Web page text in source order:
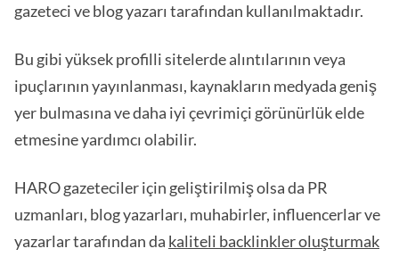
gazeteci ve blog yazarı tarafından kullanılmaktadır.
Bu gibi yüksek profilli sitelerde alıntılarının veya
ipuçlarının yayınlanması, kaynakların medyada geniş
yer bulmasına ve daha iyi çevrimiçi görünürlük elde
etmesine yardımcı olabilir.
HARO gazeteciler için geliştirilmiş olsa da PR
uzmanları, blog yazarları, muhabirler, influencerlar ve
yazarlar tarafından da kaliteli backlinkler oluşturmak